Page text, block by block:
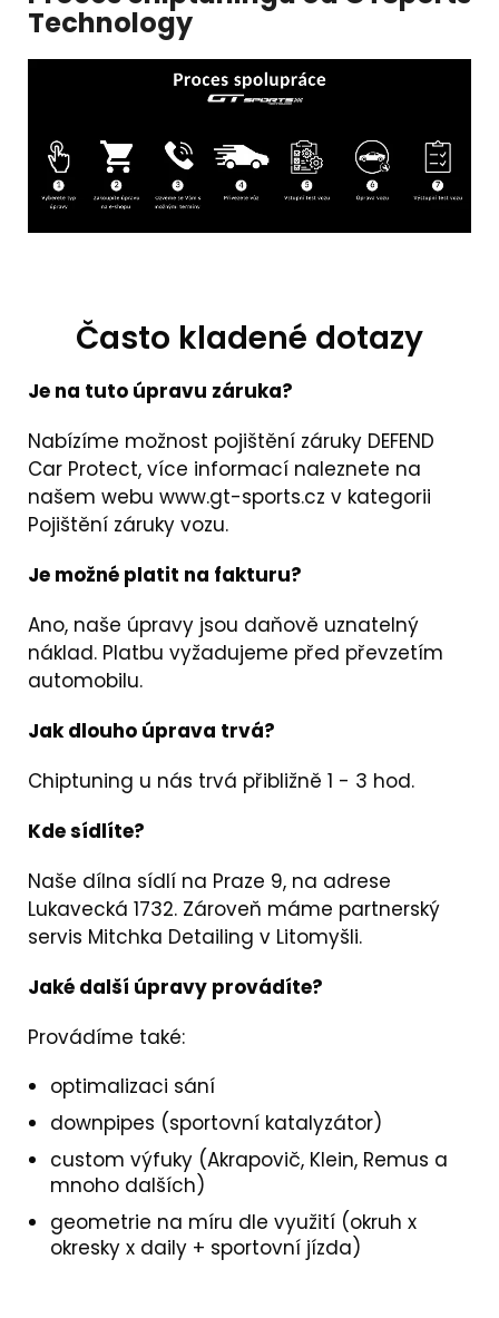
Technology
Často kladené dotazy
Je na tuto úpravu záruka?
Nabízíme možnost pojištění záruky DEFEND
Car Protect, více informací naleznete na
našem webu www.gt-sports.cz v kategorii
Pojištění záruky vozu.
Je možné platit na fakturu?
Ano, naše úpravy jsou daňově uznatelný
náklad. Platbu vyžadujeme před převzetím
automobilu.
Jak dlouho úprava trvá?
Chiptuning u nás trvá přibližně 1 - 3 hod.
Kde sídlíte?
Naše dílna sídlí na Praze 9, na adrese
Lukavecká 1732. Zároveň máme partnerský
servis Mitchka Detailing v Litomyšli.
Jaké další úpravy provádíte?
Provádíme také:
optimalizaci sání
downpipes (sportovní katalyzátor)
custom výfuky (Akrapovič, Klein, Remus a
mnoho dalších)
geometrie na míru dle využití (okruh x
okresky x daily + sportovní jízda)